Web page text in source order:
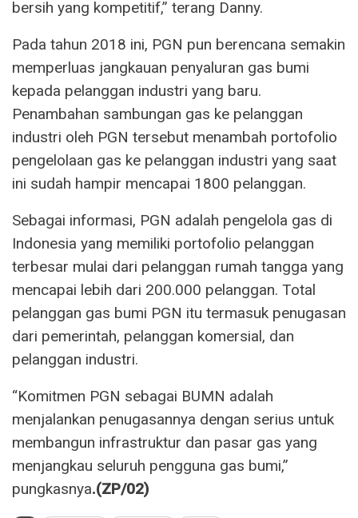
bersih yang kompetitif,” terang Danny.
Pada tahun 2018 ini, PGN pun berencana semakin
memperluas jangkauan penyaluran gas bumi
kepada pelanggan industri yang baru.
Penambahan sambungan gas ke pelanggan
industri oleh PGN tersebut menambah portofolio
pengelolaan gas ke pelanggan industri yang saat
ini sudah hampir mencapai 1800 pelanggan.
Sebagai informasi, PGN adalah pengelola gas di
Indonesia yang memiliki portofolio pelanggan
terbesar mulai dari pelanggan rumah tangga yang
mencapai lebih dari 200.000 pelanggan. Total
pelanggan gas bumi PGN itu termasuk penugasan
dari pemerintah, pelanggan komersial, dan
pelanggan industri.
“Komitmen PGN sebagai BUMN adalah
menjalankan penugasannya dengan serius untuk
membangun infrastruktur dan pasar gas yang
menjangkau seluruh pengguna gas bumi,”
pungkasnya.(ZP/02)